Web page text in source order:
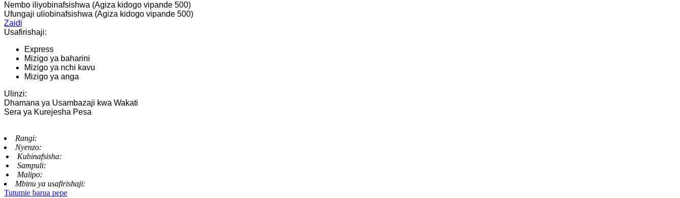
Nembo iliyobinafsishwa (Agiza kidogo vipande 500)
Ufungaji uliobinafsishwa (Agiza kidogo vipande 500)
Zaidi
Usafirishaji:
Express
Mizigo ya baharini
Mizigo ya nchi kavu
Mizigo ya anga
Ulinzi:
Dhamana ya Usambazaji kwa Wakati
Sera ya Kurejesha Pesa
Rangi:
Nyenzo:
Kubinafsisha:
Sampuli:
Malipo:
Mbinu ya usafirishaji:
Tutumie barua pepe